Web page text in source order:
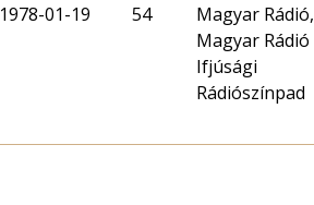
1978-01-19 54
Magyar Rádió,
Magyar Rádió
Ifjúsági
Rádiószínpad